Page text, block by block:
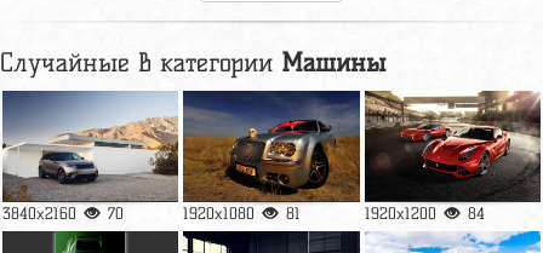
Случайные в категории Машины
3840x2160 70 1920x1080 81 1920x1200 84